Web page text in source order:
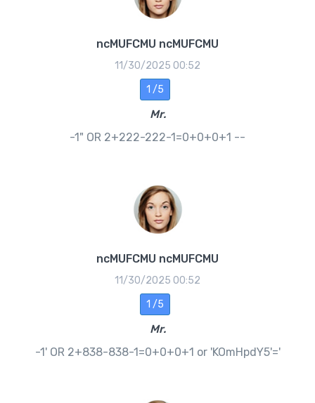
ncMUFCMU ncMUFCMU
11/30/2025 00:52
1 /5
Mr.
-1" OR 2+222-222-1=0+0+0+1 --
ncMUFCMU ncMUFCMU
11/30/2025 00:52
1 /5
Mr.
-1' OR 2+838-838-1=0+0+0+1 or 'KOmHpdY5'='